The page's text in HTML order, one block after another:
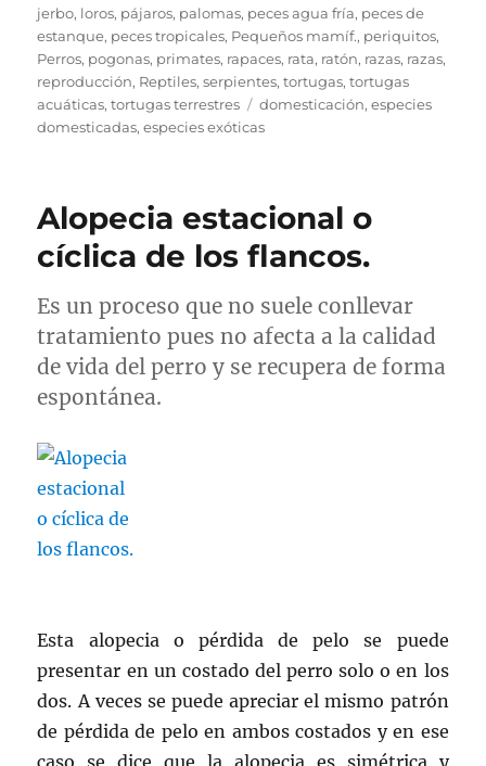
jerbo, loros, pájaros, palomas, peces agua fría, peces de
estanque, peces tropicales, Pequeños mamíf., periquitos,
Perros, pogonas, primates, rapaces, rata, ratón, razas, razas,
reproducción, Reptiles,serpientes,tortugas,tortugas
acuáticas,tortugas terrestres Etiquetas
domesticación,especies
domesticadas,especies exóticas
Alopecia estacional o
cíclica de los flancos.
Es un proceso que no suele conllevar
tratamiento pues no afecta a la calidad
de vida del perro y se recupera de forma
espontánea.
Esta alopecia o pérdida de pelo se puede
presentar en un costado del perro solo o en los
dos. A veces se puede apreciar el mismo patrón
de pérdida de pelo en ambos costados y en ese
caso se dice que la alopecia es simétrica y